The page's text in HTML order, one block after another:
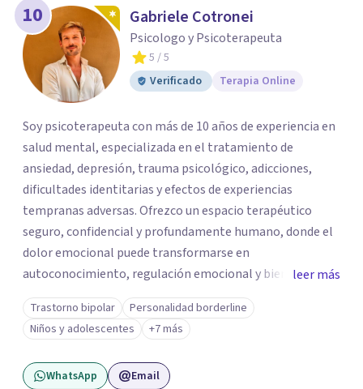
10 Gabriele Cotronei
Psicologo y Psicoterapeuta
5 / 5
Verificado
Terapia Online
Soy psicoterapeuta con más de 10 años de experiencia en
salud mental, especializada en el tratamiento de
ansiedad, depresión, trauma psicológico, adicciones,
dificultades identitarias y efectos de experiencias
tempranas adversas. Ofrezco un espacio terapéutico
seguro, confidencial y profundamente humano, donde el
dolor emocional puede transformarse en
autoconocimiento, regulación emocional y bienestar.
Trabajo desde un enfoque integrativo que combina
psicoanálisis, terapia somática y de trauma, psicología
corporal, Mentalization Based Therapy (MBT),
hipnoterapia y respiración neurodinámica, integrando
actualmente la Psicología Analítica Junguiana. Mi
leer más
Trastorno bipolar
Personalidad borderline
Niños y adolescentes
+7 más
WhatsApp Email